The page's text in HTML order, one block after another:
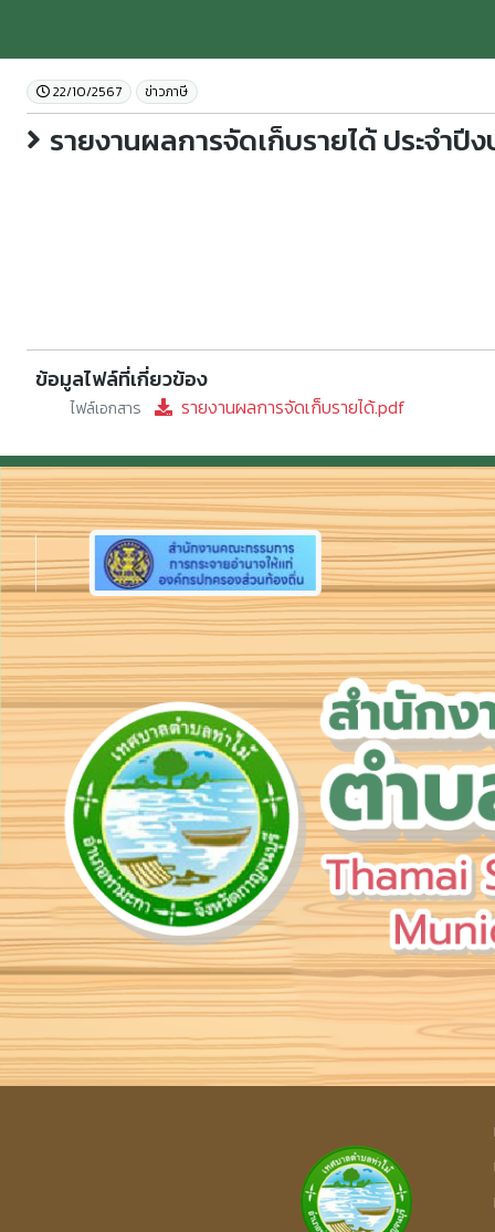
22/10/2567 ข่าวภาษี
รายงานผลการจัดเก็บรายได้ ประจำปี
ข้อมูลไฟล์ที่เกี่ยวข้อง
ไฟล์เอกสาร รายงานผลการจัดเก็บรายได้.pdf
Previous